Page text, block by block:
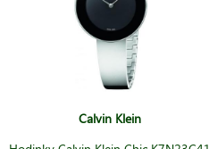
Calvin Klein